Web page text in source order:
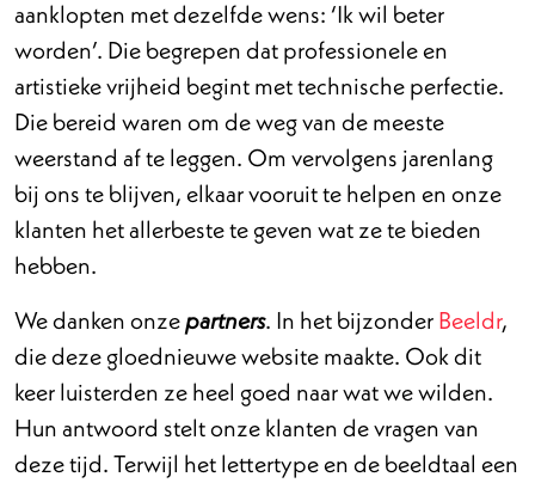
aanklopten met dezelfde wens: ‘Ik wil beter
worden’. Die begrepen dat professionele en
artistieke vrijheid begint met technische perfectie.
Die bereid waren om de weg van de meeste
weerstand af te leggen. Om vervolgens jarenlang
bij ons te blijven, elkaar vooruit te helpen en onze
klanten het allerbeste te geven wat ze te bieden
hebben.
We danken onzepartners. In het bijzonder Beeldr,
die deze gloednieuwe website maakte. Ook dit
keer luisterden ze heel goed naar wat we wilden.
Hun antwoord stelt onze klanten de vragen van
deze tijd. Terwijl het lettertype en de beeldtaal een